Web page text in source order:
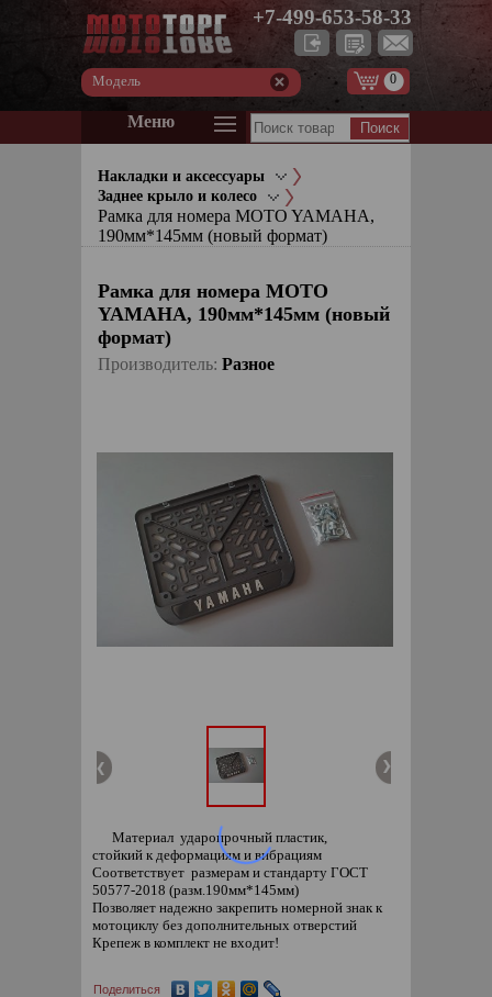
+7-499-653-58-33
Модель 0
Меню
Накладки и аксессуары
Заднее крыло и колесо
Рамка для номера MOTO YAMAHA,
190мм*145мм (новый формат)
Рамка для номера MOTO
YAMAHA, 190мм*145мм (новый
формат)
Производитель: Pазное
Материал ударопрочный пластик,
стойкий к деформациям и вибрациям
Соответствует размерам и стандарту ГОСТ
50577-2018 (разм.190мм*145мм)
Позволяет надежно закрепить номерной знак к
мотоциклу без дополнительных отверстий
Крепеж в комплект не входит!
Поделиться